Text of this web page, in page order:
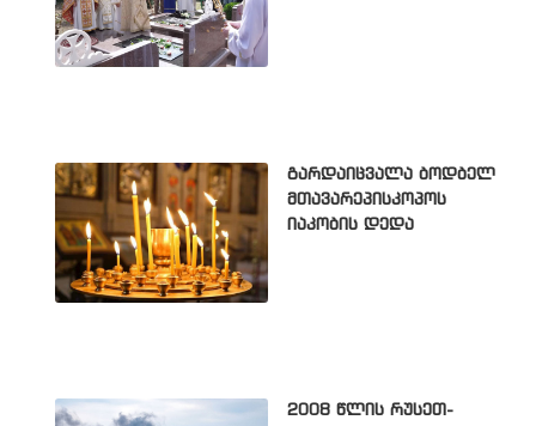
გარდაიცვალა ბოდბელ
მთავარეპისკოპოს
იაკობის დედა
2008 წლის რუსეთ-